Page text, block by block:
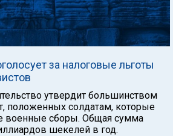
за налоговые льготы
утвердит большинством
положенных солдатам, которые
военные сборы. Общая сумма
шекелей в год.